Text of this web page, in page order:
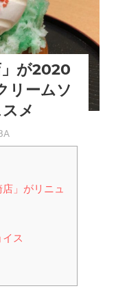
」が2020
リームソ
メ
ん
ゅ。
年
け付けていま
」がリニュ
ス